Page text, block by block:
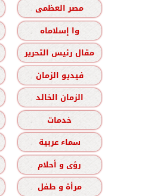
مصر العظمى
وا إسلاماه
مقال رئيس التحرير
فيديو الزمان
الزمان الخالد
خدمات
سماء عربية
رؤى و أحلام
مرأة و طفل